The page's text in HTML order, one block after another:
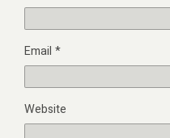
Email *
Website